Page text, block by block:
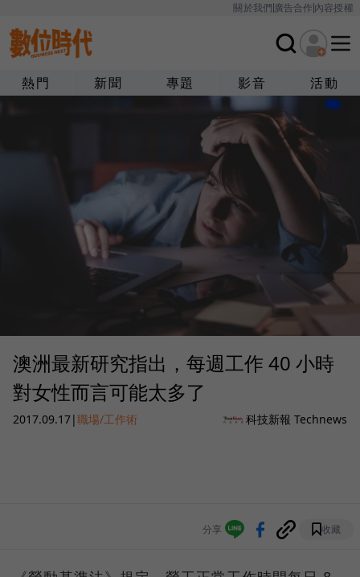
關於我們廣告合作內容授權
熱門 新聞 專題 影音 活動
澳洲最新研究指出，每週工作 40 小時
對女性而言可能太多了
2017.09.17|職場/工作術 科技新報 Technews
分享 收藏